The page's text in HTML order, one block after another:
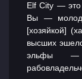
Elf City — это
Вы —
[хозяйкой]
высших
эльфы —